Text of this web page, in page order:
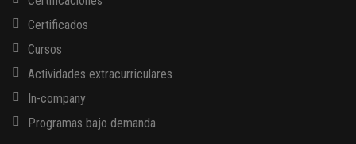
Certificados
Cursos
Actividades extracurriculares
In-company
Programas bajo demanda